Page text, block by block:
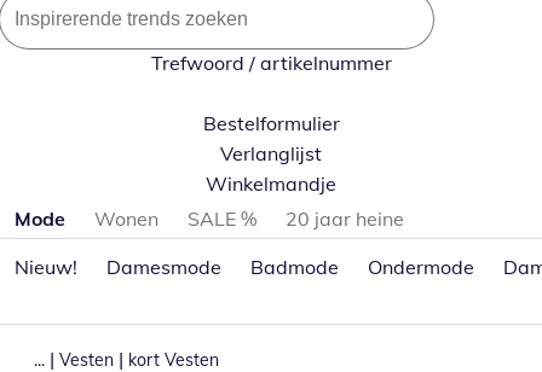
Trefwoord / artikelnummer
Bestelformulier
Verlanglijst
Winkelmandje
Productcategorieën overslaan
Mode Wonen SALE %
20 jaar heine
Nieuw!
Damesmode Badmode Ondermode
... | Vesten | kort Vesten